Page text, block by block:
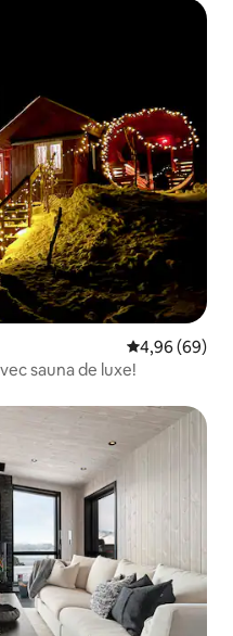
Note
4,96 (69)
sauna de luxe!
les plus aimés